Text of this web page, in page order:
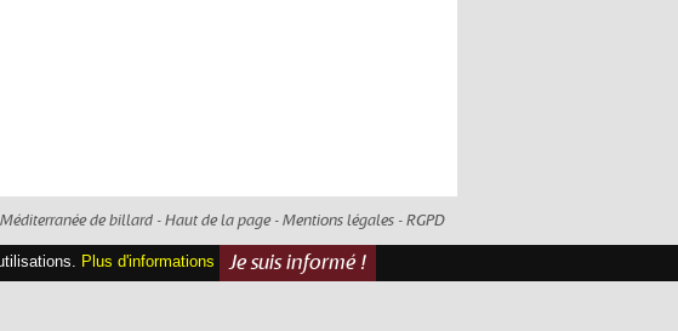
de billard -Haut de la page-Mentions légales -RGPD
Plus d'informations